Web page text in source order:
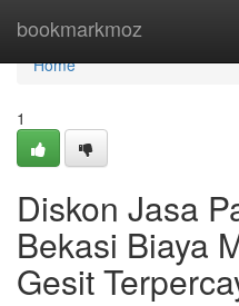
bookmarkmoz
Home
Home
1
Diskon Jasa
Bekasi Biaya
Gesit